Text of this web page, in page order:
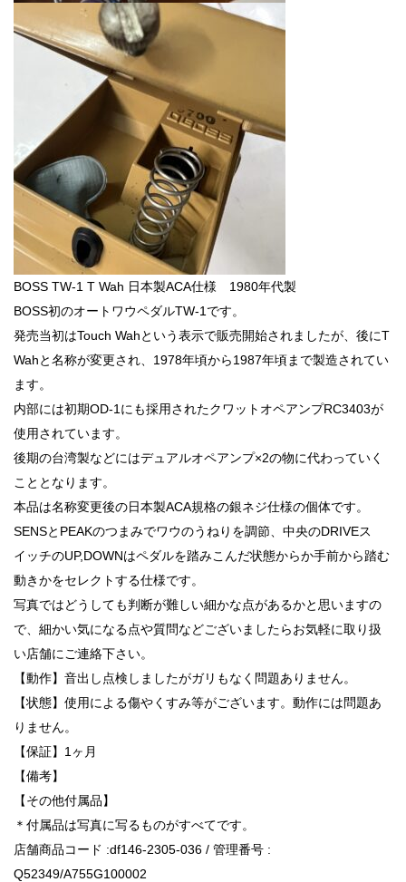
BOSS TW-1 T Wah 日本製ACA仕様 1980年代製
BOSS初のオートワウペダルTW-1です。
発売当初はTouch Wahという表示で販売開始されましたが、後にT
Wahと名称が変更され、1978年頃から1987年頃まで製造されてい
ます。
内部には初期OD-1にも採用されたクワットオペアンプRC3403が
使用されています。
後期の台湾製などにはデュアルオペアンプ×2の物に代わっていく
こととなります。
本品は名称変更後の日本製ACA規格の銀ネジ仕様の個体です。
SENSとPEAKのつまみでワウのうねりを調節、中央のDRIVEス
イッチのUP,DOWNはペダルを踏みこんだ状態からか手前から踏む
動きかをセレクトする仕様です。
写真ではどうしても判断が難しい細かな点があるかと思いますの
で、細かい気になる点や質問などございましたらお気軽に取り扱
い店舗にご連絡下さい。
【動作】音出し点検しましたがガリもなく問題ありません。
【状態】使用による傷やくすみ等がございます。動作には問題あ
りません。
【保証】1ヶ月
【備考】
【その他付属品】
＊付属品は写真に写るものがすべてです。
店舗商品コード :df146-2305-036 / 管理番号 :
Q52349/A755G100002